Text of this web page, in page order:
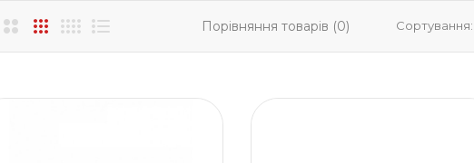
Порівняння товарів (0) Сортування: